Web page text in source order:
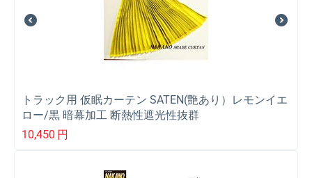
トラック用 仮眠カーテン SATEN(艶あり）レモンイエ
ロー/黒 暗幕加工 断熱性遮光性抜群
10,450 円